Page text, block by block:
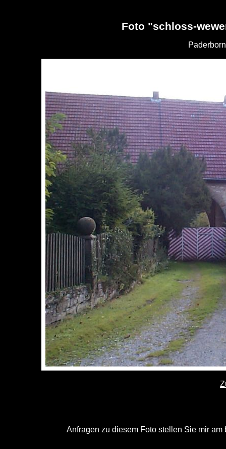
Foto "schloss-
Anfragen zu diesem Foto stellen Sie mir